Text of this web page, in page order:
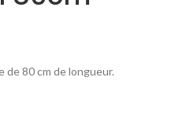
80 cm de longueur.